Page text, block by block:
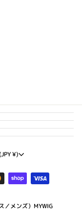
¥)
メンズ）MYWIG